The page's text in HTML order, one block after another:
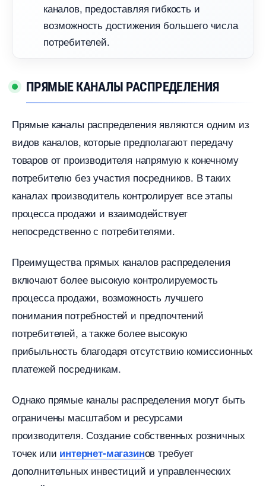
каналов, предоставляя гибкость и
озможность достижения большего числа
потребителей.​
ПРЯМЫЕ КАНАЛЫ РАСПРЕДЕЛЕНИЯ
Прямые каналы распределения являются одним из
идов каналов, которые предполагают передачу
товаров от производителя напрямую к конечному
потребителю без участия посредников.​ В таких
каналах производитель контролирует все этапы
процесса продажи и взаимодействует
непосредственно с потребителями.​
Преимущества прямых каналов распределения
ключают более высокую контролируемость
процесса продажи, возможность лучшего
понимания потребностей и предпочтений
потребителей, а также более высокую
прибыльность благодаря отсутствию комиссионных
платежей посредникам.​
Однако прямые каналы распределения могут быть
ограничены масштабом и ресурсами
производителя.​ Создание собственных розничных
точек или интернет-магазинов требует
дополнительных инвестиций и управленческих